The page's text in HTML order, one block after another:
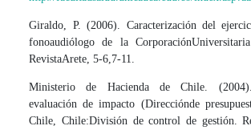
Giraldo, P. (2006). Caracterización del
fonoaudiólogo de la CorporaciónUniversitaria
RevistaArete, 5-6,7-11.
Ministerio de Hacienda de Chile. (2004).
evaluación de impacto (Direcciónde
Chile, Chile:División de control de gestión.